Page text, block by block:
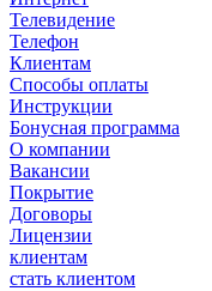
Телевидение
Телефон
Клиентам
Способы оплаты
Инструкции
Бонусная программа
О компании
Вакансии
Покрытие
Договоры
Лицензии
клиентам
стать клиентом